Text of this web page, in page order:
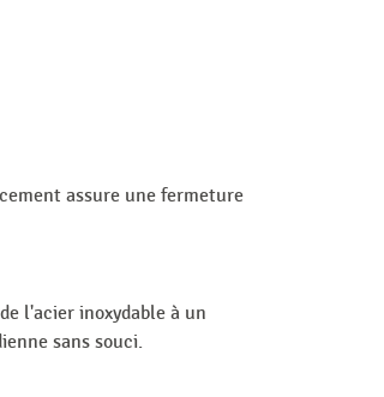
assure une fermeture
l'acier inoxydable à un
sans souci.